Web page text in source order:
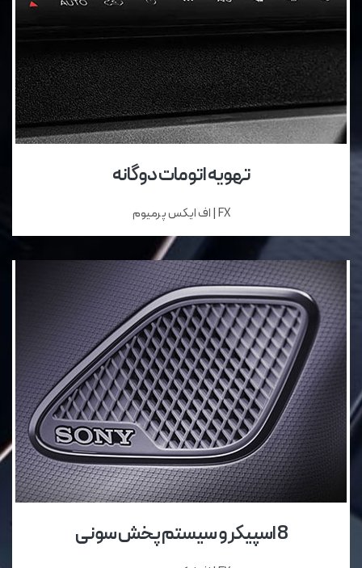
تهویه اتومات دوگانه
FX | اف ایکس پرمیوم
8 اسپیکر و سیستم پخش سونی